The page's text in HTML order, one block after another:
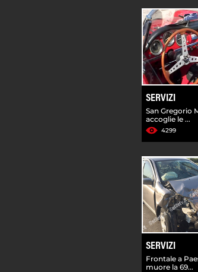
SERVIZI
San Gregorio
accoglie le ...
4299
SERVIZI
Frontale a
muore la 69...